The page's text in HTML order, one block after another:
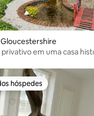
em uma casa
preferidos dos hóspedes
hóspedes